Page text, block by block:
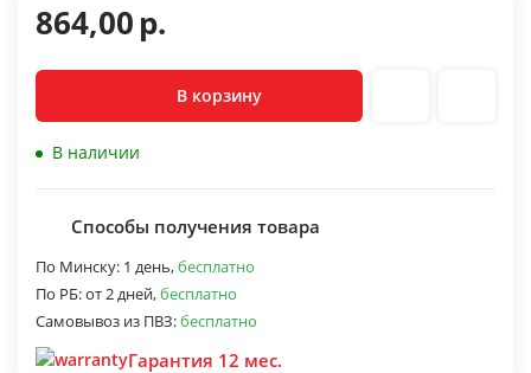
864,00р.
В корзину
В наличии
Способы получения товара
По Минску: 1 день,бесплатно
По РБ:от 2 дней,бесплатно
Самовывоз из ПВЗ:бесплатно
Гарантия 12 мес.